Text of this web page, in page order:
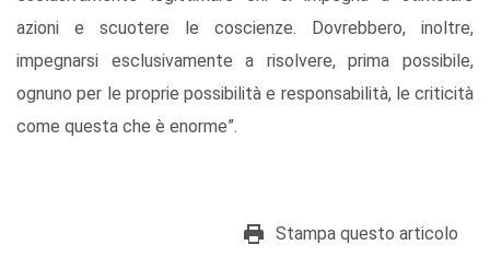
azioni e scuotere le coscienze. Dovrebbero, inoltre,
impegnarsi esclusivamente a risolvere, prima possibile,
ognuno per le proprie possibilità e responsabilità, le criticità
come questa che è enorme”.
Stampa questo articolo